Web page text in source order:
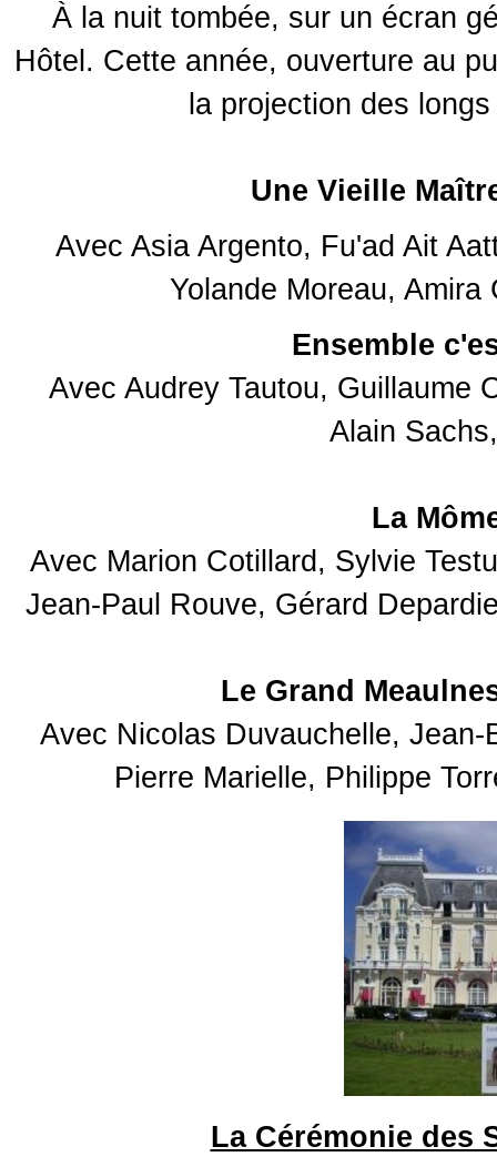
À la nuit tombée, sur un écran
Hôtel. Cette année, ouverture au
la projection des
Une Vieille
Avec Asia Argento, Fu'ad Ait
Yolande Moreau,
Ensemble
Avec Audrey Tautou, Guillaume
Alain
La
Avec Marion Cotillard, Sylvie
Jean-Paul Rouve, Gérard
Le Grand
Avec Nicolas Duvauchelle,
Pierre Marielle, Philippe
La Cérémonie des